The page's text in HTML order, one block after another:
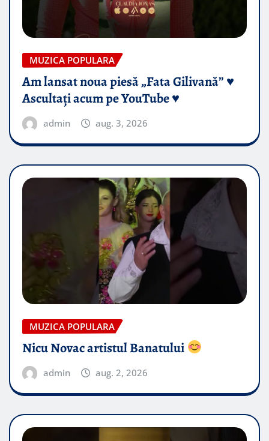
MUZICA POPULARA
Am lansat noua piesă „Fata Gilivană” ♥️
Ascultați acum pe YouTube ♥️
admin aug. 3, 2026
MUZICA POPULARA
Nicu Novac artistul Banatului
admin aug. 2, 2026